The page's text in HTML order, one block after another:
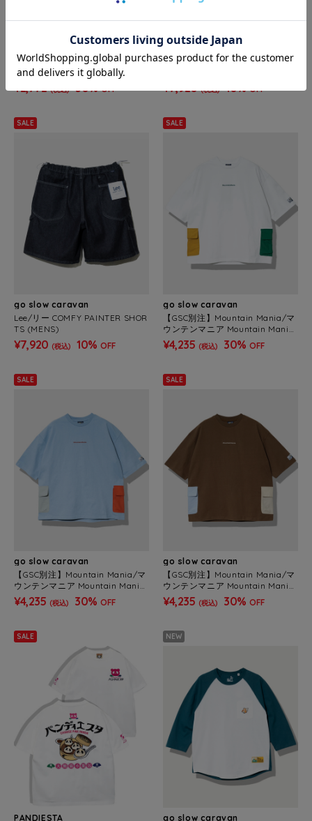
go slow caravan
DUCKSTER/ダックスター アウタ
ーワークショーツ (MENS)
¥2,772 (税込) 30% OFF
go slow caravan
Lee/リー COMFY PAINTER SHOR
¥7,920 (税込) 10% OFF
SALE
go slow caravan
Lee/リー COMFY PAINTER SHOR
TS (MENS)
¥7,920 (税込) 10% OFF
SALE
go slow caravan
【GSC別注】Mountain Mania/マ
ウンテンマニア Mountain Mania
x gsc オリジナル天竺 サイドポケ
ットTEE (MENS)
¥4,235 (税込) 30% OFF
SALE
go slow caravan
【GSC別注】Mountain Mania/マ
ウンテンマニア Mountain Mania
x gsc オリジナル天竺 サイドポケ
ットTEE (MENS)
¥4,235 (税込) 30% OFF
SALE
go slow caravan
【GSC別注】Mountain Mania/マ
ウンテンマニア Mountain Mania
x gsc オリジナル天竺 サイドポケ
ットTEE (MENS)
¥4,235 (税込) 30% OFF
SALE
PANDIESTA
NEW
go slow caravan